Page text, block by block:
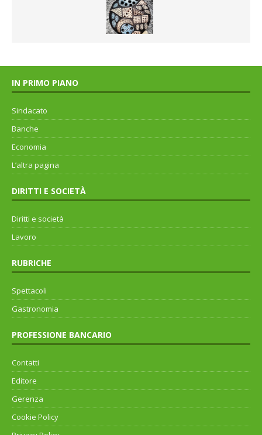
IN PRIMO PIANO
Sindacato
Banche
Economia
L’altra pagina
DIRITTI E SOCIETÀ
Diritti e società
Lavoro
RUBRICHE
Spettacoli
Gastronomia
PROFESSIONE BANCARIO
Contatti
Editore
Gerenza
Cookie Policy